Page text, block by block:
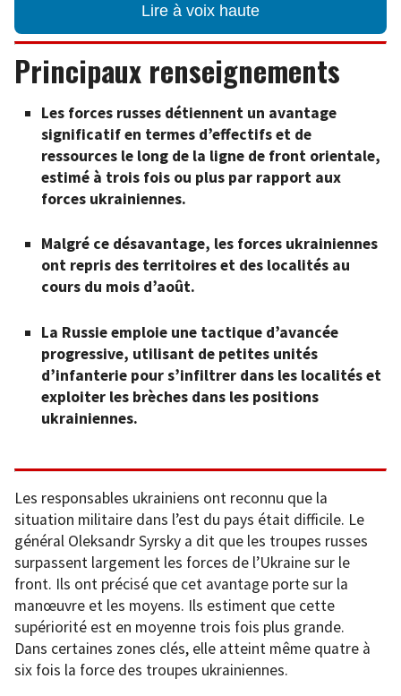
Lire à voix haute
Principaux renseignements
Les forces russes détiennent un avantage
significatif en termes d’effectifs et de
ressources le long de la ligne de front orientale,
estimé à trois fois ou plus par rapport aux
forces ukrainiennes.
Malgré ce désavantage, les forces ukrainiennes
ont repris des territoires et des localités au
cours du mois d’août.
La Russie emploie une tactique d’avancée
progressive, utilisant de petites unités
d’infanterie pour s’infiltrer dans les localités et
exploiter les brèches dans les positions
ukrainiennes.
Les responsables ukrainiens ont reconnu que la
situation militaire dans l’est du pays était difficile. Le
général Oleksandr Syrsky a dit que les troupes russes
surpassent largement les forces de l’Ukraine sur le
front. Ils ont précisé que cet avantage porte sur la
manœuvre et les moyens. Ils estiment que cette
supériorité est en moyenne trois fois plus grande.
Dans certaines zones clés, elle atteint même quatre à
six fois la force des troupes ukrainiennes.